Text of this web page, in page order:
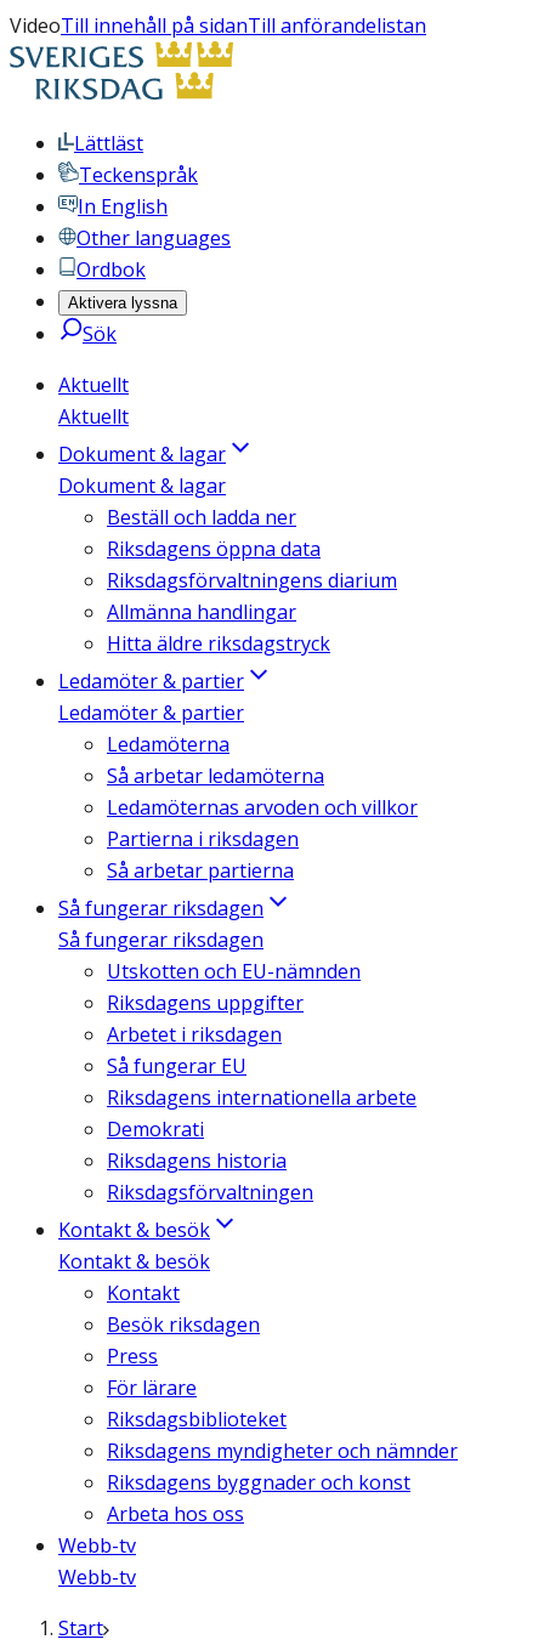
VideoTill innehåll på sidanTill anförandelistan
Lättläst
Teckenspråk
In English
Other languages
Ordbok
Aktivera lyssna
Sök
Aktuellt
Aktuellt
Dokument & lagar
Dokument & lagar
Beställ och ladda ner
Riksdagens öppna data
Riksdagsförvaltningens diarium
Allmänna handlingar
Hitta äldre riksdagstryck
Ledamöter & partier
Ledamöter & partier
Ledamöterna
Så arbetar ledamöterna
Ledamöternas arvoden och villkor
Partierna i riksdagen
Så arbetar partierna
Så fungerar riksdagen
Så fungerar riksdagen
Utskotten och EU-nämnden
Riksdagens uppgifter
Arbetet i riksdagen
Så fungerar EU
Riksdagens internationella arbete
Demokrati
Riksdagens historia
Riksdagsförvaltningen
Kontakt & besök
Kontakt & besök
Kontakt
Besök riksdagen
Press
För lärare
Riksdagsbiblioteket
Riksdagens myndigheter och nämnder
Riksdagens byggnader och konst
Arbeta hos oss
Webb-tv
Webb-tv
Start